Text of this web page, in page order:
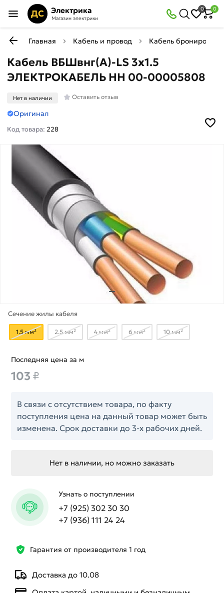
ДС Электрика
Магазин электрики
0 0
Главная Кабель и провод Кабель
Кабель ВБШвнг(А)-LS 3х1.5
ЭЛЕКТРОКАБЕЛЬ НН 00-00005808
Нет в наличии Оставить отзыв
Оригинал
Код товара:228
Сечение жилы кабеля
1.5 мм² 2.5 мм² 4 мм² 6 мм² 10 мм²
Гарантия от производителя 1 год
Доставка до 10.08
Последняя цена за м
103 ₽
В связи с отсутствием товара, по факту
поступления цена на данный товар может быть
изменена. Срок доставки до 3-х рабочих дней.
Нет в наличии, но можно заказать
Узнать о поступлении
+7 (925) 302 30 30
+7 (936) 111 24 24